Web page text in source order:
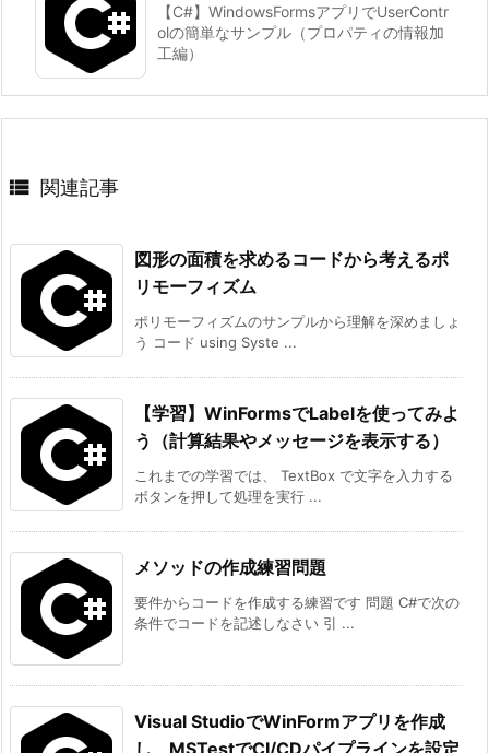
【C#】WindowsFormsアプリでUserContr
olの簡単なサンプル（プロパティの情報加
工編）
 関連記事
図形の面積を求めるコードから考えるポ
リモーフィズム
ポリモーフィズムのサンプルから理解を深めましょ
う コード using Syste ...
【学習】WinFormsでLabelを使ってみよ
う（計算結果やメッセージを表示する）
これまでの学習では、 TextBox で文字を入力する
ボタンを押して処理を実行 ...
メソッドの作成練習問題
要件からコードを作成する練習です 問題 C#で次の
条件でコードを記述しなさい 引 ...
Visual StudioでWinFormアプリを作成
し、MSTestでCI/CDパイプラインを設定